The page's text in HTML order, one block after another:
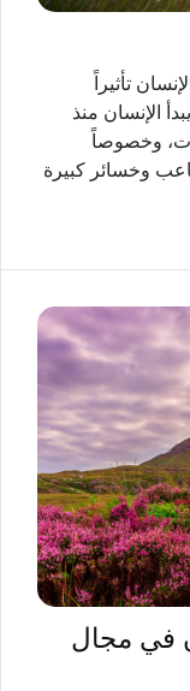
تأثيراً
الإنسان منذ
وخصوصاً
وخسائر كبيرة
في مجال